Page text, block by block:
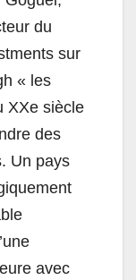
du
sur
« les
XXe siècle
des
Un pays
avec